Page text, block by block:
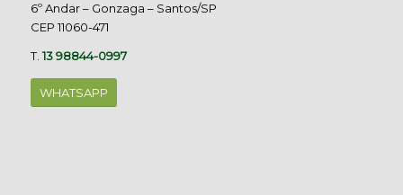
6º Andar – Gonzaga – Santos/SP
CEP 11060-471
T.13 98844-0997
WHATSAPP